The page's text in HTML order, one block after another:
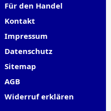
Für den Handel
Kontakt
Impressum
Datenschutz
Sitemap
AGB
Widerruf erklären